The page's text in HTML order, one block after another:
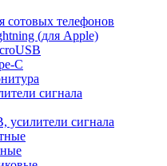
сотовых телефонов
(для Apple)
C
сигнала
усилители сигнала